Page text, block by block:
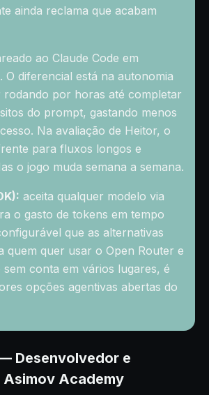
ainda reclama que acabam
ao Claude Code em
O diferencial está na autonomia
rodando por horas até completar
do prompt, gastando menos
Na avaliação de Heitor, o
para fluxos longos e
o jogo muda semana a semana.
aceita qualquer modelo via
o gasto de tokens em tempo
que as alternativas
quem quer usar o Open Router e
conta em vários lugares, é
opções agentivas abertas do
Desenvolvedor e
Academy